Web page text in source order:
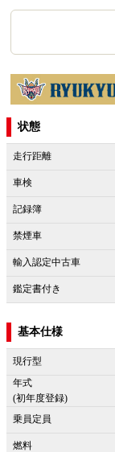
状態
走行距離
車検
記録簿
禁煙車
輸入認定中古車
鑑定書付き
基本仕様
現行型
年式
(初年度登録)
乗員定員
燃料